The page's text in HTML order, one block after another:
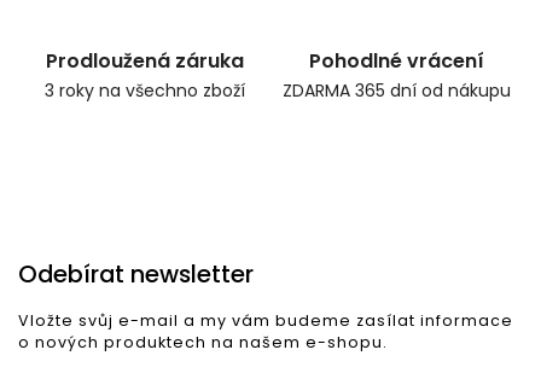
Prodloužená záruka
3 roky na všechno zboží
Pohodlné vrácení
ZDARMA 365 dní od nákupu
Odebírat newsletter
Vložte svůj e-mail a my vám budeme zasílat informace
o nových produktech na našem e-shopu.